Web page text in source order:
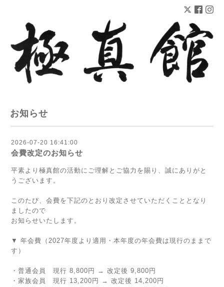
お知らせ
2026-07-20 16:41:00
会費改定のお知らせ
平素より極真館の活動にご理解とご協力を賜り、誠にありがと
うございます。
このたび、会費を下記のとおり改定させていただくこととなり
ましたので
お知らせいたします。
▼ 年会費（2027年度より適用・本年度の年会費は現行のままで
す）
・普通会員 現行 8,800円 → 改定後 9,800円
・家族会員 現行 13,200円 → 改定後 14,200円